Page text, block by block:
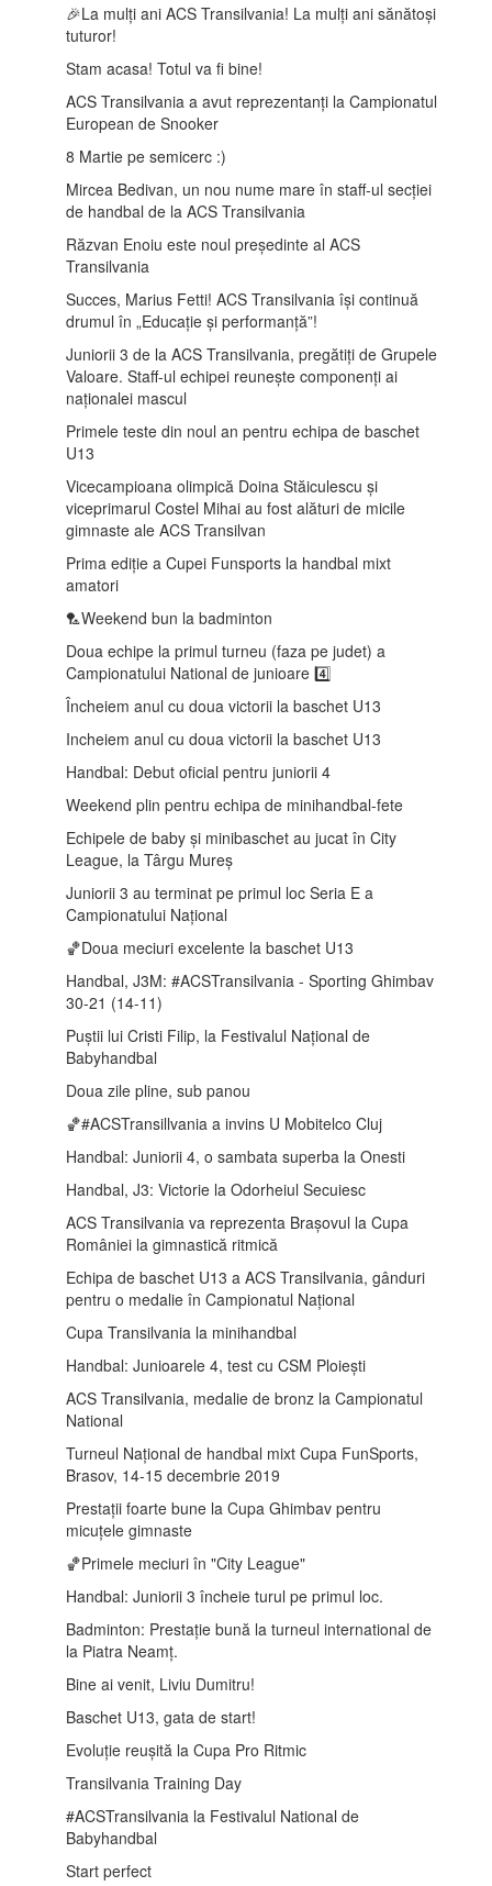
🎉La mulți ani ACS Transilvania! La mulți ani sănătoși
tuturor!
Stam acasa! Totul va fi bine!
ACS Transilvania a avut reprezentanți la Campionatul
European de Snooker
8 Martie pe semicerc :)
Mircea Bedivan, un nou nume mare în staff-ul secției
de handbal de la ACS Transilvania
Răzvan Enoiu este noul președinte al ACS
Transilvania
Succes, Marius Fetti! ACS Transilvania își continuă
drumul în „Educație și performanță”!
Juniorii 3 de la ACS Transilvania, pregătiți de Grupele
Valoare. Staff-ul echipei reunește componenți ai
naționalei mascul
Primele teste din noul an pentru echipa de baschet
U13
Vicecampioana olimpică Doina Stăiculescu și
viceprimarul Costel Mihai au fost alături de micile
gimnaste ale ACS Transilvan
Prima ediție a Cupei Funsports la handbal mixt
amatori
🏸Weekend bun la badminton
Doua echipe la primul turneu (faza pe judet) a
Campionatului National de junioare 4️⃣
Încheiem anul cu doua victorii la baschet U13
Incheiem anul cu doua victorii la baschet U13
Handbal: Debut oficial pentru juniorii 4
Weekend plin pentru echipa de minihandbal-fete
Echipele de baby și minibaschet au jucat în City
League, la Târgu Mureș
Juniorii 3 au terminat pe primul loc Seria E a
Campionatului Național
🏀Doua meciuri excelente la baschet U13
Handbal, J3M: #ACSTransilvania - Sporting Ghimbav
30-21 (14-11)
Puștii lui Cristi Filip, la Festivalul Național de
Babyhandbal
Doua zile pline, sub panou
🏀#ACSTransillvania a invins U Mobitelco Cluj
Handbal: Juniorii 4, o sambata superba la Onesti
Handbal, J3: Victorie la Odorheiul Secuiesc
ACS Transilvania va reprezenta Brașovul la Cupa
României la gimnastică ritmică
Echipa de baschet U13 a ACS Transilvania, gânduri
pentru o medalie în Campionatul Național
Cupa Transilvania la minihandbal
Handbal: Junioarele 4, test cu CSM Ploiești
ACS Transilvania, medalie de bronz la Campionatul
National
Turneul Național de handbal mixt Cupa FunSports,
Brasov, 14-15 decembrie 2019
Prestații foarte bune la Cupa Ghimbav pentru
micuțele gimnaste
🏀Primele meciuri în "City League"
Handbal: Juniorii 3 încheie turul pe primul loc.
Badminton: Prestație bună la turneul international de
la Piatra Neamț.
Bine ai venit, Liviu Dumitru!
Baschet U13, gata de start!
Evoluție reușită la Cupa Pro Ritmic
Transilvania Training Day
#ACSTransilvania la Festivalul National de
Babyhandbal
Start perfect